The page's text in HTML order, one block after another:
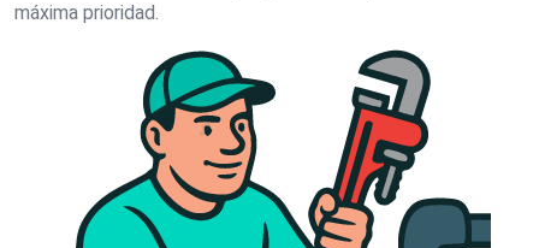
máxima prioridad.